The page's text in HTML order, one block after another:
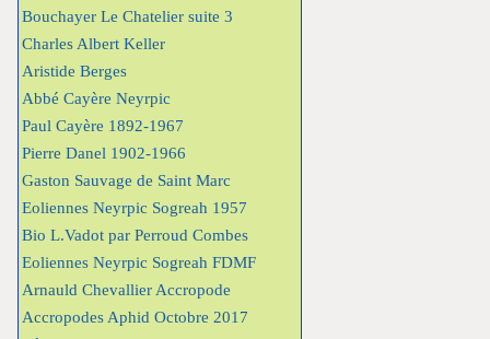
Bouchayer Le Chatelier suite 3
Charles Albert Keller
Aristide Berges
Abbé Cayère Neyrpic
Paul Cayère 1892-1967
Pierre Danel 1902-1966
Gaston Sauvage de Saint Marc
Eoliennes Neyrpic Sogreah 1957
Bio L.Vadot par Perroud Combes
Eoliennes Neyrpic Sogreah FDMF
Arnauld Chevallier Accropode
Accropodes Aphid Octobre 2017